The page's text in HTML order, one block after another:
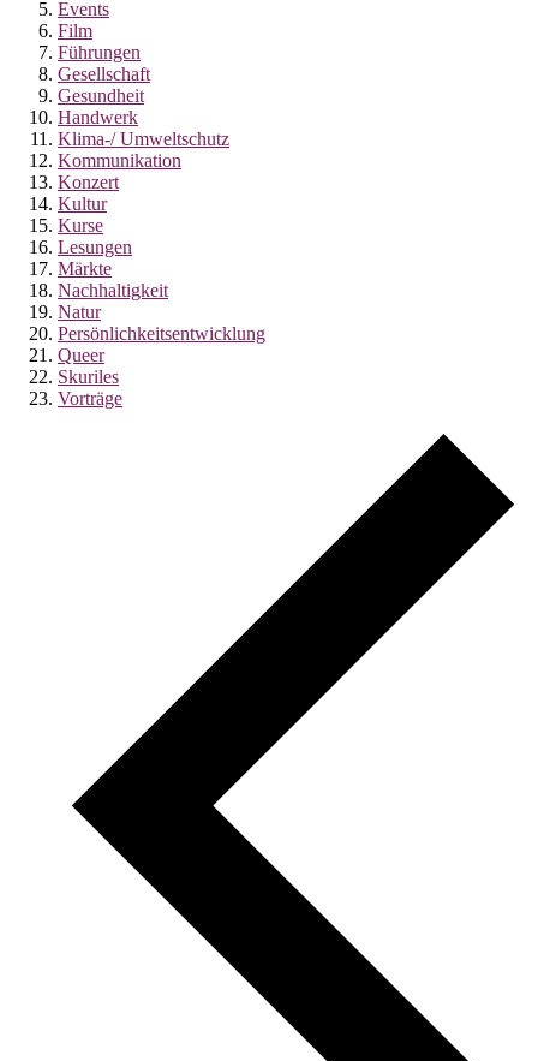
Events
Film
Führungen
Gesellschaft
Gesundheit
Handwerk
Klima-/ Umweltschutz
Kommunikation
Konzert
Kultur
Kurse
Lesungen
Märkte
Nachhaltigkeit
Natur
Persönlichkeitsentwicklung
Queer
Skuriles
Vorträge